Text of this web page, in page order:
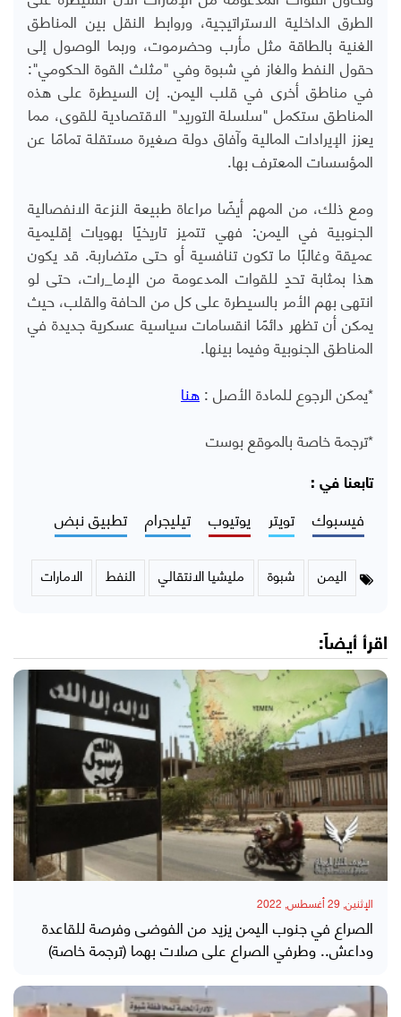
الطرق الداخلية الاستراتيجية، وروابط النقل بين المناطق
الغنية بالطاقة مثل مأرب وحضرموت، وربما الوصول إلى
حقول النفط والغاز في شبوة وفي "مثلث القوة الحكومي":
في مناطق أخرى في قلب اليمن. إن السيطرة على هذه
المناطق ستكمل "سلسلة التوريد" الاقتصادية للقوى، مما
يعزز الإيرادات المالية وآفاق دولة صغيرة مستقلة تمامًا عن
المؤسسات المعترف بها.
ومع ذلك، من المهم أيضًا مراعاة طبيعة النزعة الانفصالية
الجنوبية في اليمن: فهي تتميز تاريخيًا بهويات إقليمية
عميقة وغالبًا ما تكون تنافسية أو حتى متضاربة. قد يكون
هذا بمثابة تحدٍ للقوات المدعومة من الإما_رات، حتى لو
انتهى بهم الأمر بالسيطرة على كل من الحافة والقلب، حيث
يمكن أن تظهر دائمًا انقسامات سياسية عسكرية جديدة في
المناطق الجنوبية وفيما بينها.
*يمكن الرجوع للمادة الأصل :هنا
*ترجمة خاصة بالموقع بوست
تابعنا في :
فيسبوك تويتر يوتيوب تيليجرام تطبيق نبض
اليمن شبوة مليشيا الانتقالي النفط الامارات
اقرأ أيضاً:
الإثنين, 29 أغسطس, 2022
الصراع في جنوب اليمن يزيد من الفوضى وفرصة للقاعدة
وداعش.. وطرفي الصراع على صلات بهما (ترجمة خاصة)